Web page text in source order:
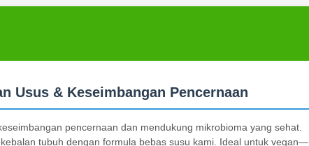
Usus & Keseimbangan Pencernaan
pencernaan dan mendukung mikrobioma yang sehat.
tubuh dengan formula bebas susu kami. Ideal untuk vegan—